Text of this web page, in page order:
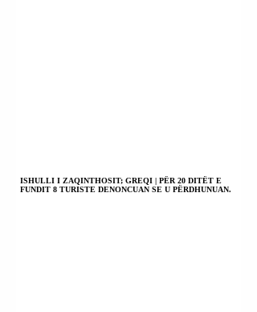
ISHULLI I ZAQINTHOSIT; GREQI | PËR 20 DITËT E
FUNDIT 8 TURISTE DENONCUAN SE U PËRDHUNUAN.